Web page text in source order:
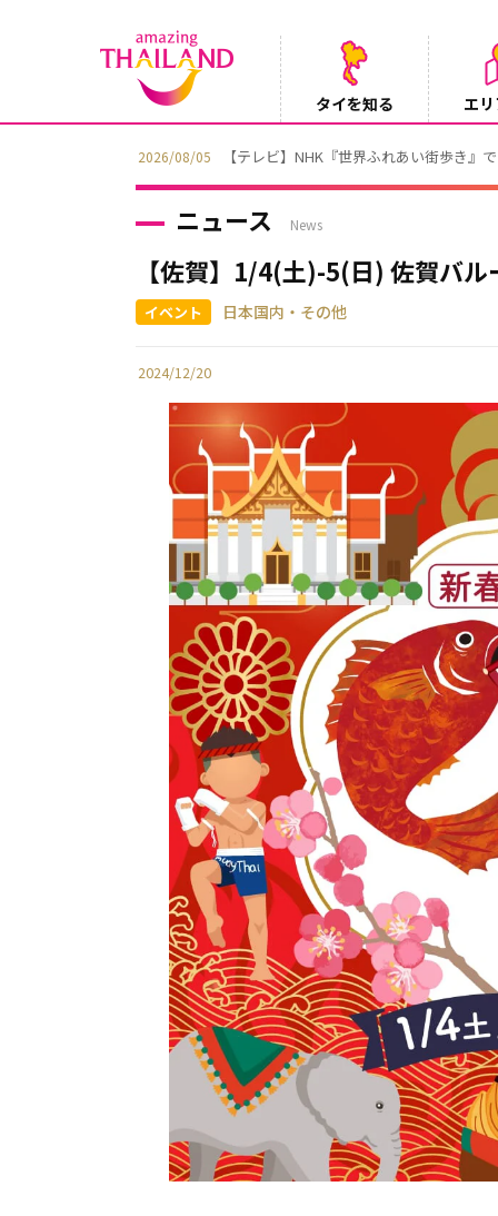
タイを知る エ
2026/08/05 【テレビ】NHK『世界ふれあい街歩き』
ニュース News
【佐賀】1/4(土)-5(日) 佐賀バ
日本国内・その他
2024/12/20